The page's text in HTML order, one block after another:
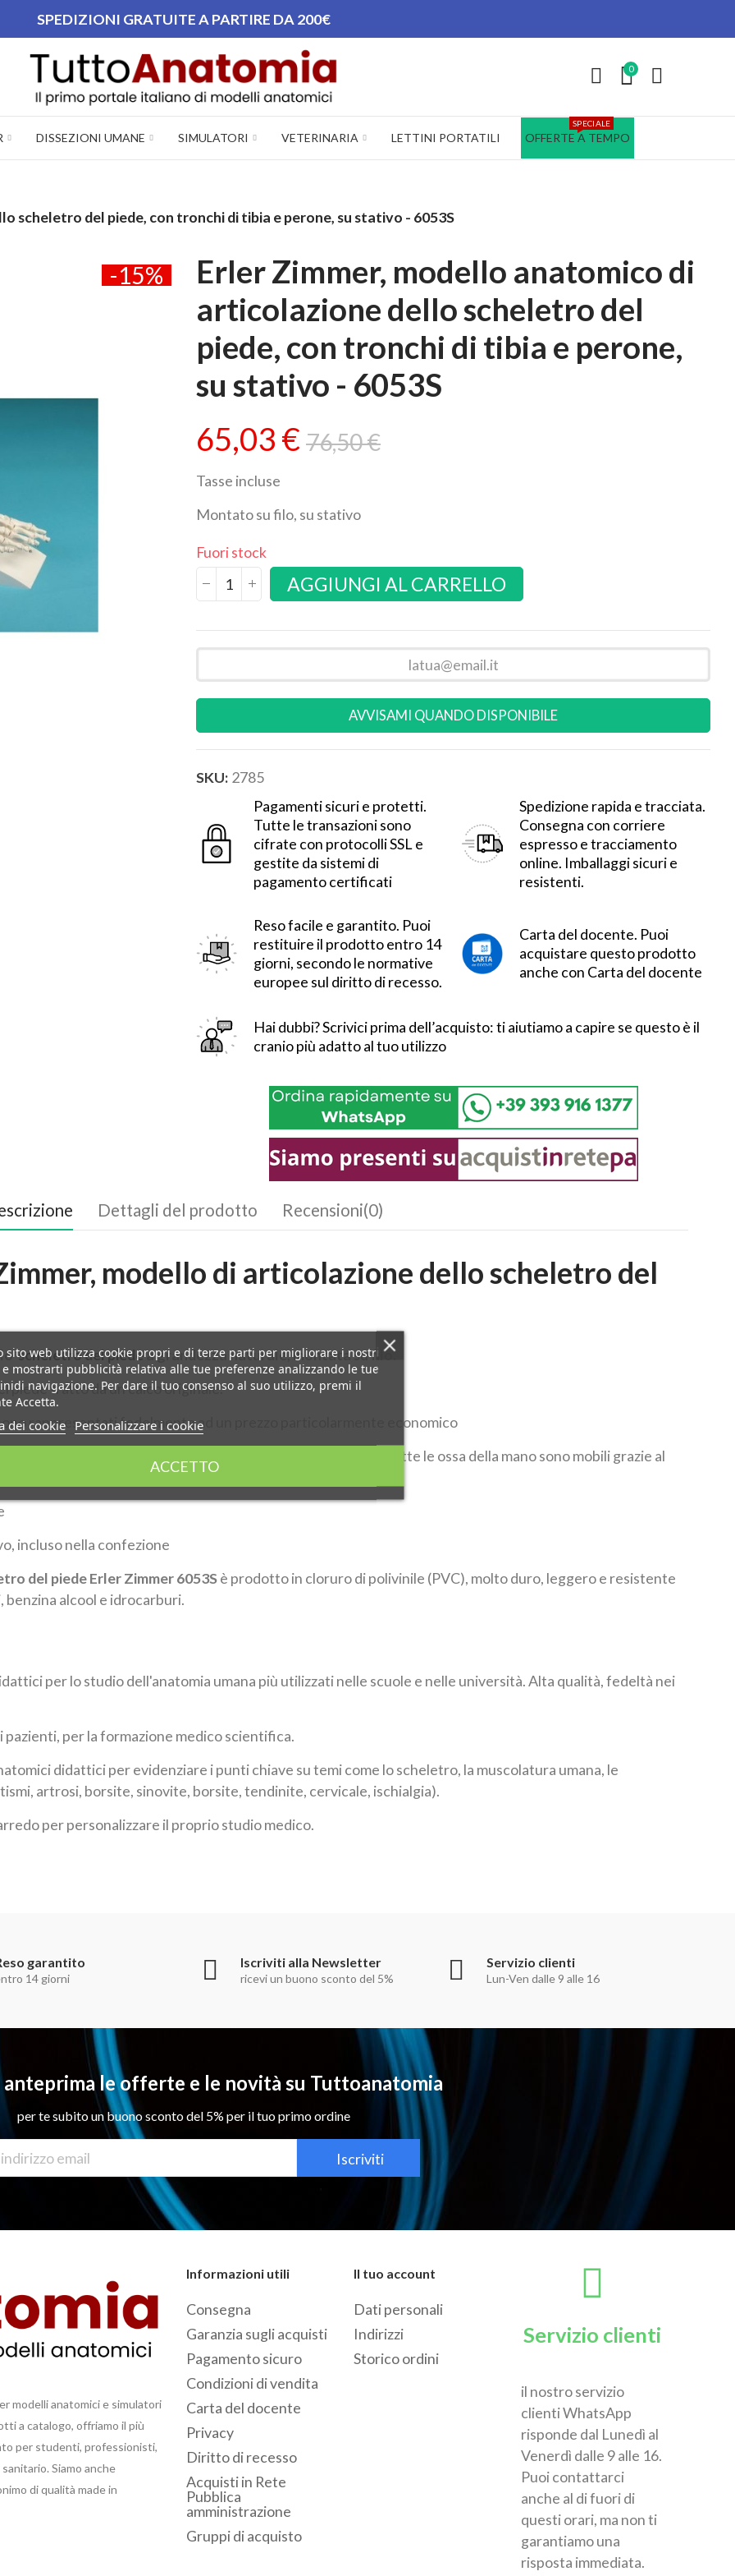
SPEDIZIONI GRATUITE A PARTIRE DA 200€
0
DISSEZIONI UMANE SIMULATORI VETERINARIA LETTINI PORTATILI OFFERTE A TEMPO
SPECIALE
scheletro del piede, con tronchi di tibia e perone, su stativo - 6053S
-15%
Erler Zimmer, modello anatomico di
articolazione dello scheletro del
piede, con tronchi di tibia e perone,
su stativo - 6053S
65,03 € 76,50 €
Tasse incluse
Montato su filo, su stativo
Fuori stock
AGGIUNGI AL CARRELLO
AVVISAMI QUANDO DISPONIBILE
SKU: 2785
Pagamenti sicuri e protetti.
Tutte le transazioni sono
cifrate con protocolli SSL e
gestite da sistemi di
pagamento certificati
Spedizione rapida e tracciata.
Consegna con corriere
espresso e tracciamento
online. Imballaggi sicuri e
resistenti.
Reso facile e garantito. Puoi
restituire il prodotto entro 14
giorni, secondo le normative
europee sul diritto di recesso.
Carta del docente. Puoi
acquistare questo prodotto
anche con Carta del docente
Hai dubbi?Scrivici prima dell’acquisto: ti aiutiamo a capire se questo è il
cranio più adatto al tuo utilizzo
Dettagli del prodotto Recensioni(0)
modello di articolazione dello scheletro del
scheletro del piedea grandezza naturale, montata su filo.
piede tratto da un calco originale.
rappresentati fedelmente ad un prezzo particolarmente economico
tutta la gamma di movimenti delle ossa delle dita del piede Tutte le ossa della mano sono mobili grazie al
incluso nella confezione
del piede Erler Zimmer 6053Sè prodotto in cloruro di polivinile (PVC), molto duro, leggero e resistente
benzina alcool e idrocarburi.
per lo studio dell'anatomia umana più utilizzati nelle scuole e nelle università. Alta qualità, fedeltà nei
per la formazione medico scientifica.
didattici per evidenziare i punti chiave su temi come lo scheletro, la muscolatura umana, le
artrosi, borsite, sinovite, borsite, tendinite, cervicale, ischialgia).
per personalizzare il proprio studio medico.
sito web utilizza cookie propri e di terze parti per migliorare i nostri
mostrarti pubblicità relativa alle tue preferenze analizzando le tue
navigazione. Per dare il tuo consenso al suo utilizzo, premi il
Accetta.
dei cookie Personalizzare i cookie
ACCETTO
garantito
14 giorni
Iscriviti alla Newsletter
ricevi un buono sconto del 5%
Servizio clienti
Lun-Ven dalle 9 alle 16
anteprima le offerte e le novità su Tuttoanatomia
per te subito un buono sconto del 5% per il tuo primo ordine
Iscriviti
modelli anatomici e simulatori
a catalogo, offriamo il più
per studenti, professionisti,
Siamo anche
di qualità made in
Informazioni utili
Consegna
Garanzia sugli acquisti
Pagamento sicuro
Condizioni di vendita
Carta del docente
Privacy
Diritto di recesso
Acquisti in Rete
Pubblica
amministrazione
Gruppi di acquisto
Il tuo account
Dati personali
Indirizzi
Storico ordini
Servizio clienti
il nostro servizio
clienti WhatsApp
risponde dal Lunedì al
Venerdì dalle 9 alle 16.
Puoi contattarci
anche al di fuori di
questi orari, ma non ti
garantiamo una
risposta immediata.